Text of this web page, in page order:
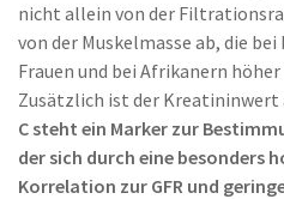
nicht allein von der
von der Muskelmasse ab, die
Frauen und bei Afrikanern
Zusätzlich ist der
C steht ein Marker zur
der sich durch eine besonders
Korrelation zur GFR und